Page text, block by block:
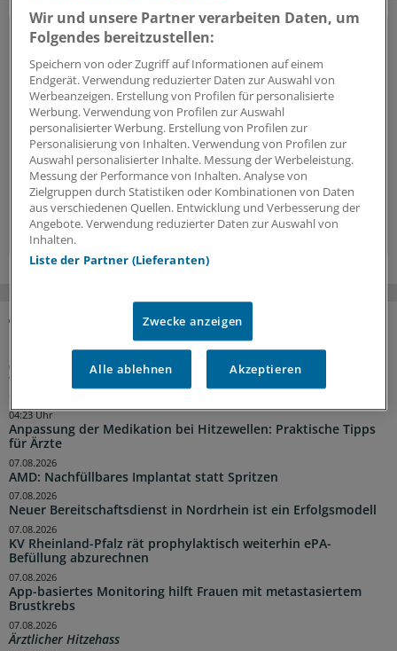
Vorteile des Logins
Über unserkostenloses Loginerhalten Ärzte und
Ärztinnen sowie andere Mitarbeiter der
Gesundheitsbranche Zugriff auf mehr
Hintergründe, Interviews und Praxis-Tipps.
Jetzt anmelden »
Kostenlos registrieren »
Traumberuf Arzt: Für die Weiterbildung von Aleppo nach
04:55 Uhr
Anpassung der Medikation bei Hitzewellen: Praktische Tipps
für Ärzte
04:23 Uhr
AMD: Nachfüllbares Implantat statt Spritzen
07.08.2026
Neuer Bereitschaftsdienst in Nordrhein ist ein Erfolgsmodell
07.08.2026
KV Rheinland-Pfalz rät prophylaktisch weiterhin ePA-
Befüllung abzurechnen
07.08.2026
App-basiertes Monitoring hilft Frauen mit metastasiertem
Brustkrebs
07.08.2026
Ärztlicher Hitzehass
07.08.2026
Wir und unsere Partner verarbeiten Daten, um
Folgendes bereitzustellen:
Speichern von oder Zugriff auf Informationen auf einem
Endgerät. Verwendung reduzierter Daten zur Auswahl von
Werbeanzeigen. Erstellung von Profilen für personalisierte
Werbung. Verwendung von Profilen zur Auswahl
personalisierter Werbung. Erstellung von Profilen zur
Personalisierung von Inhalten. Verwendung von Profilen zur
Auswahl personalisierter Inhalte. Messung der Werbeleistung.
Messung der Performance von Inhalten. Analyse von
Zielgruppen durch Statistiken oder Kombinationen von Daten
aus verschiedenen Quellen. Entwicklung und Verbesserung der
Angebote. Verwendung reduzierter Daten zur Auswahl von
Inhalten.
Liste der Partner (Lieferanten)
Zwecke anzeigen
Alle ablehnen Akzeptieren